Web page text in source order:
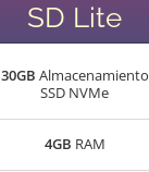
SD Lite
30GB Almacenamiento
SSD NVMe
4GB RAM